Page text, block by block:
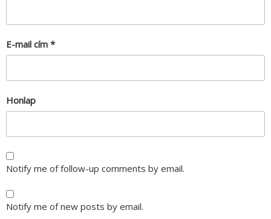
E-mail cím *
Honlap
Notify me of follow-up comments by email.
Notify me of new posts by email.